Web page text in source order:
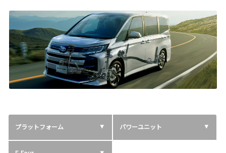
プラットフォーム パワーユニット